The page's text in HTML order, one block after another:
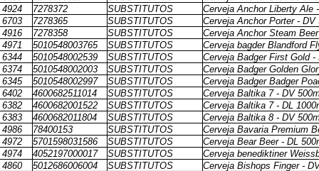
4924
7278372 SUBSTITUTOS
Cerveja Anchor Liberty Ale
6703
7278365 SUBSTITUTOS
Cerveja Anchor Porter - DV
4916
7278358 SUBSTITUTOS
Cerveja Anchor Steam
4971
5010548003765 SUBSTITUTOS
Cerveja bagder Blandford
6344
5010548002539 SUBSTITUTOS
Cerveja Badger First Gold -
6374
5010548002003 SUBSTITUTOS
Cerveja Badger Golden
6345
5010548002997 SUBSTITUTOS
Cerveja Badger Badger
6402
4600682511014 SUBSTITUTOS
Cerveja Baltika 7 - DV
6382
4600682001522 SUBSTITUTOS
Cerveja Baltika 7 - DL
6383
4600682011804 SUBSTITUTOS
Cerveja Baltika 8 - DV
4986
78400153 SUBSTITUTOS
Cerveja Bavaria Premium
4972
5701598031586 SUBSTITUTOS
Cerveja Bear Beer - DL
4974
4052197000017 SUBSTITUTOS
Cerveja benediktiner
4860
5012686006004 SUBSTITUTOS
Cerveja Bishops Finger -